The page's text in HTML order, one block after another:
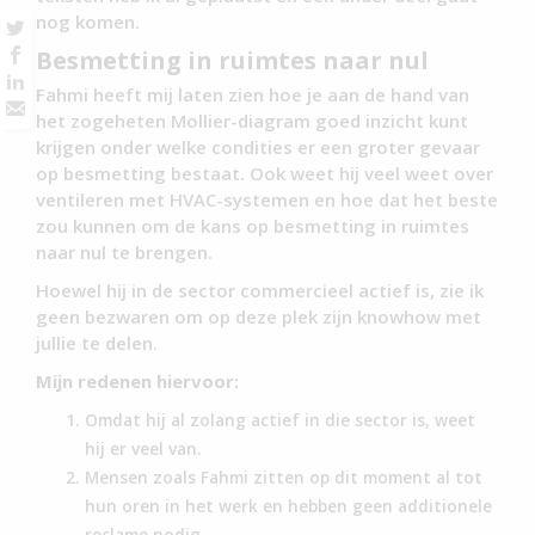
nog komen.
Besmetting in ruimtes naar nul
Fahmi heeft mij laten zien hoe je aan de hand van
het zogeheten Mollier-diagram goed inzicht kunt
krijgen onder welke condities er een groter gevaar
op besmetting bestaat. Ook weet hij veel weet over
ventileren met HVAC-systemen en hoe dat het beste
zou kunnen om de kans op besmetting in ruimtes
naar nul te brengen.
Hoewel hij in de sector commercieel actief is, zie ik
geen bezwaren om op deze plek zijn knowhow met
jullie te delen.
Mijn redenen hiervoor:
Omdat hij al zolang actief in die sector is, weet
hij er veel van.
Mensen zoals Fahmi zitten op dit moment al tot
hun oren in het werk en hebben geen additionele